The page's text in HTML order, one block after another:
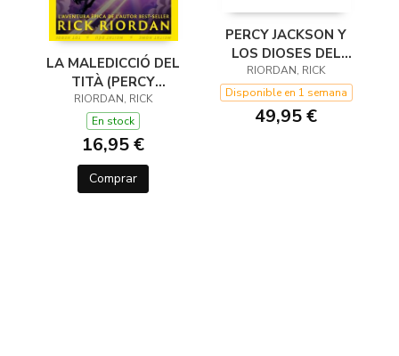
LA MALEDICCIÓ DEL
TITÀ (PERCY
JACKSON I ELS DÉUS
DE L'OLIMP 3)
RIORDAN, RICK
En stock
16,95 €
Comprar
PERCY JACKSON Y
LOS DIOSES DEL
OLIMPO (ESTUCHE
CON: EL LADRÓN
DEL RAYOEL MAR DE
RIORDAN, RICK
Disponible en 1 semana
49,95 €